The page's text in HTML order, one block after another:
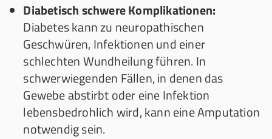
Diabetisch schwere Komplikationen:
Diabetes kann zu neuropathischen
Geschwüren, Infektionen und einer
schlechten Wundheilung führen. In
schwerwiegenden Fällen, in denen das
Gewebe abstirbt oder eine Infektion
lebensbedrohlich wird, kann eine Amputation
notwendig sein.